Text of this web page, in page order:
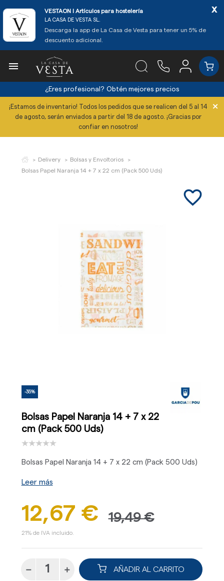
VESTAON l Artículos para hostelería
LA CASA DE VESTA SL.
Descarga la app de La Casa de Vesta para tener un 5% de
descuento adicional.
x

¿Eres profesional? Obtén mejores precios
¡Estamos de inventario! Todos los pedidos que se realicen del 5 al 14
de agosto, serán enviados a partir del 18 de agosto. ¡Gracias por
confiar en nosotros!
×
Delivery
Bolsas y Envoltorios
Bolsas Papel Naranja 14 + 7 x 22 cm (Pack 500 Uds)
favorite_border
-35%
Bolsas Papel Naranja 14 + 7 x 22
cm (Pack 500 Uds)
Bolsas Papel Naranja 14 + 7 x 22 cm (Pack 500 Uds)
Leer más
12,67 € 19,49 €
21% de IVA incluido.
AÑADIR AL CARRITO